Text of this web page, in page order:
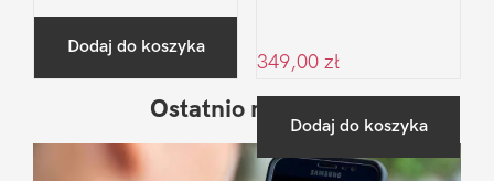
Dodaj do koszyka
349,00 zł
Dodaj do koszyka
Sidebar
Ostatnio na blogu